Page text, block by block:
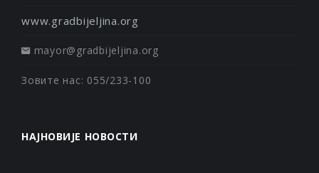
www.gradbijeljina.org
mayor@gradbijeljina.org
Зовите нас: 055/233-100
НАЈНОВИЈЕ НОВОСТИ